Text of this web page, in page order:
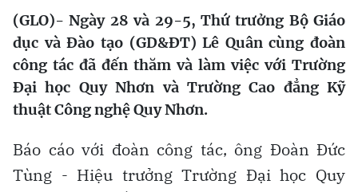
(GLO)- Ngày 28 và 29-5, Thứ trưởng Bộ Giáo
dục và Đào tạo (GD&ĐT) Lê Quân cùng đoàn
công tác đã đến thăm và làm việc với Trường
Đại học Quy Nhơn và Trường Cao đẳng Kỹ
thuật Công nghệ Quy Nhơn.
​Báo cáo với đoàn công tác, ông Đoàn Đức
Tùng - Hiệu trưởng Trường Đại học Quy